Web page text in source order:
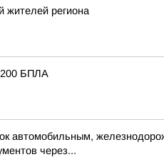
жителей региона
200 БПЛА
автомобильным,
через...